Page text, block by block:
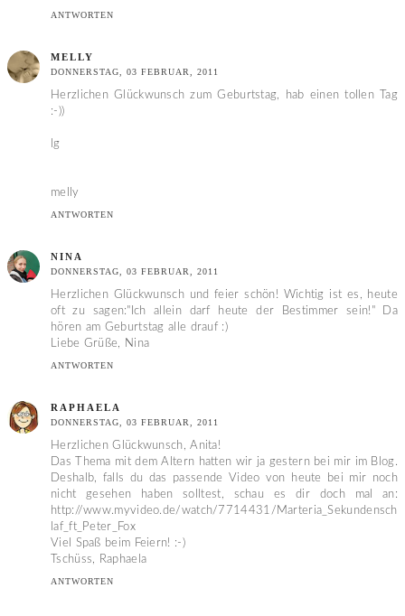
ANTWORTEN
MELLY
DONNERSTAG, 03 FEBRUAR, 2011
Herzlichen Glückwunsch zum Geburtstag, hab einen tollen Tag
:-))
lg
melly
ANTWORTEN
NINA
DONNERSTAG, 03 FEBRUAR, 2011
Herzlichen Glückwunsch und feier schön! Wichtig ist es, heute
oft zu sagen:"Ich allein darf heute der Bestimmer sein!" Da
hören am Geburtstag alle drauf :)
Liebe Grüße, Nina
ANTWORTEN
RAPHAELA
DONNERSTAG, 03 FEBRUAR, 2011
Herzlichen Glückwunsch, Anita!
Das Thema mit dem Altern hatten wir ja gestern bei mir im Blog.
Deshalb, falls du das passende Video von heute bei mir noch
nicht gesehen haben solltest, schau es dir doch mal an:
http://www.myvideo.de/watch/7714431/Marteria_Sekundensch
laf_ft_Peter_Fox
Viel Spaß beim Feiern! :-)
Tschüss, Raphaela
ANTWORTEN